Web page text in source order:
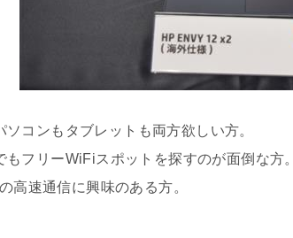
ソコンもタブレットも両方欲しい方。
もフリーWiFiスポットを探すのが面倒な方。
高速通信に興味のある方。